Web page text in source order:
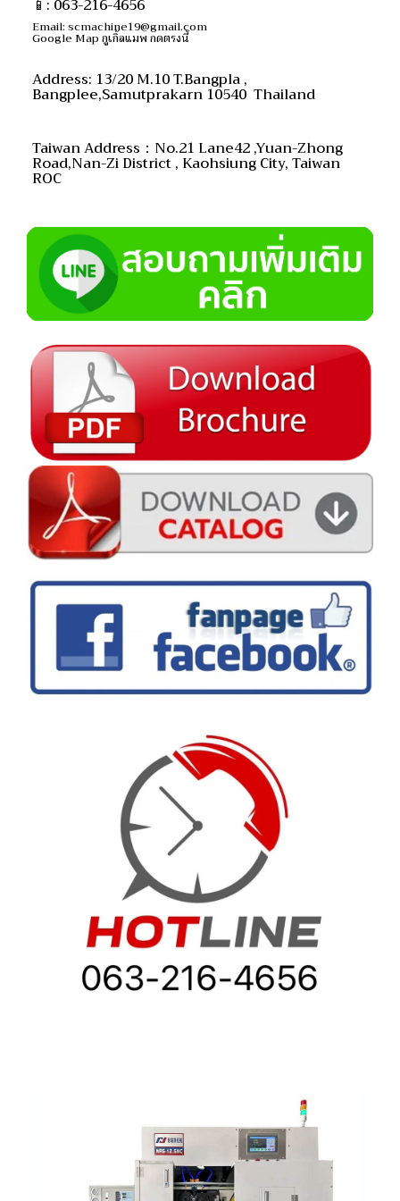
Email: scmachine19@gmail.com
Google Mapกูเกิ้ลแมพ กดตรงนี้
Address: 13/20 M.10 T.Bangpla ,
Bangplee,Samutprakarn 10540 Thailand
Taiwan Address：No.21 Lane42 ,Yuan-Zhong
Road,Nan-Zi District , Kaohsiung City, Taiwan
ROC